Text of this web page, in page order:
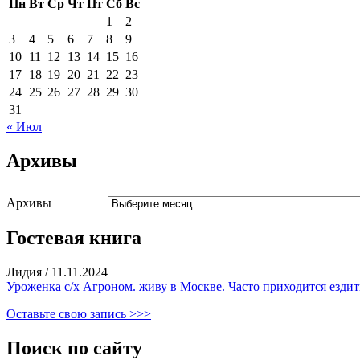
Пн Вт Ср Чт Пт Сб Вс
1
2
3
4 5 6 7 8
9
10 11 12 13 14 15 16
17 18 19 20 21 22 23
24 25 26 27 28 29 30
31
« Июл
Архивы
Архивы
Гостевая книга
Лидия / 11.11.2024
Уроженка с/х Агроном. живу в Москве. Часто приходится
Оставьте свою запись >>>
Поиск по сайту